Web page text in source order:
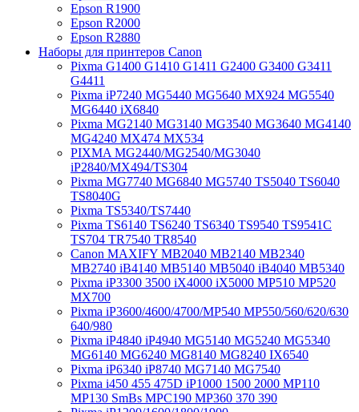
Epson R1900
Epson R2000
Epson R2880
Наборы для принтеров Canon
Pixma G1400 G1410 G1411 G2400 G3400 G3411
G4411
Pixma iP7240 MG5440 MG5640 MX924 MG5540
MG6440 iX6840
Pixma MG2140 MG3140 MG3540 MG3640 MG4140
MG4240 MX474 MX534
PIXMA MG2440/MG2540/MG3040
iP2840/MX494/TS304
Pixma MG7740 MG6840 MG5740 TS5040 TS6040
TS8040G
Pixma TS5340/TS7440
Pixma TS6140 TS6240 TS6340 TS9540 TS9541C
TS704 TR7540 TR8540
Canon MAXIFY MB2040 MB2140 MB2340
MB2740 iB4140 MB5140 MB5040 iB4040 MB5340
Pixma iP3300 3500 iX4000 iX5000 MP510 MP520
MX700
Pixma iP3600/4600/4700/MP540 MP550/560/620/630
640/980
Pixma iP4840 iP4940 MG5140 MG5240 MG5340
MG6140 MG6240 MG8140 MG8240 IX6540
Pixma iP6340 iP8740 MG7140 MG7540
Pixma i450 455 475D iP1000 1500 2000 MP110
MP130 SmBs MPC190 MP360 370 390